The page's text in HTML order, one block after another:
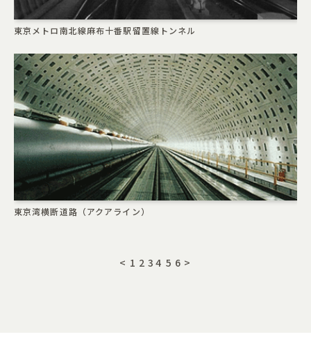
東京メトロ南北線麻布十番駅留置線トンネル
東京湾横断道路（アクアライン）
< 1 2 3 4 5 6 >